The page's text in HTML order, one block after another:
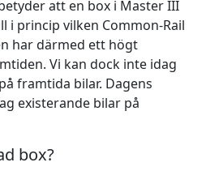
att en box i Master III
i princip vilken Common-Rail
har därmed ett högt
Vi kan dock inte idag
framtida bilar. Dagens
existerande bilar på
box?